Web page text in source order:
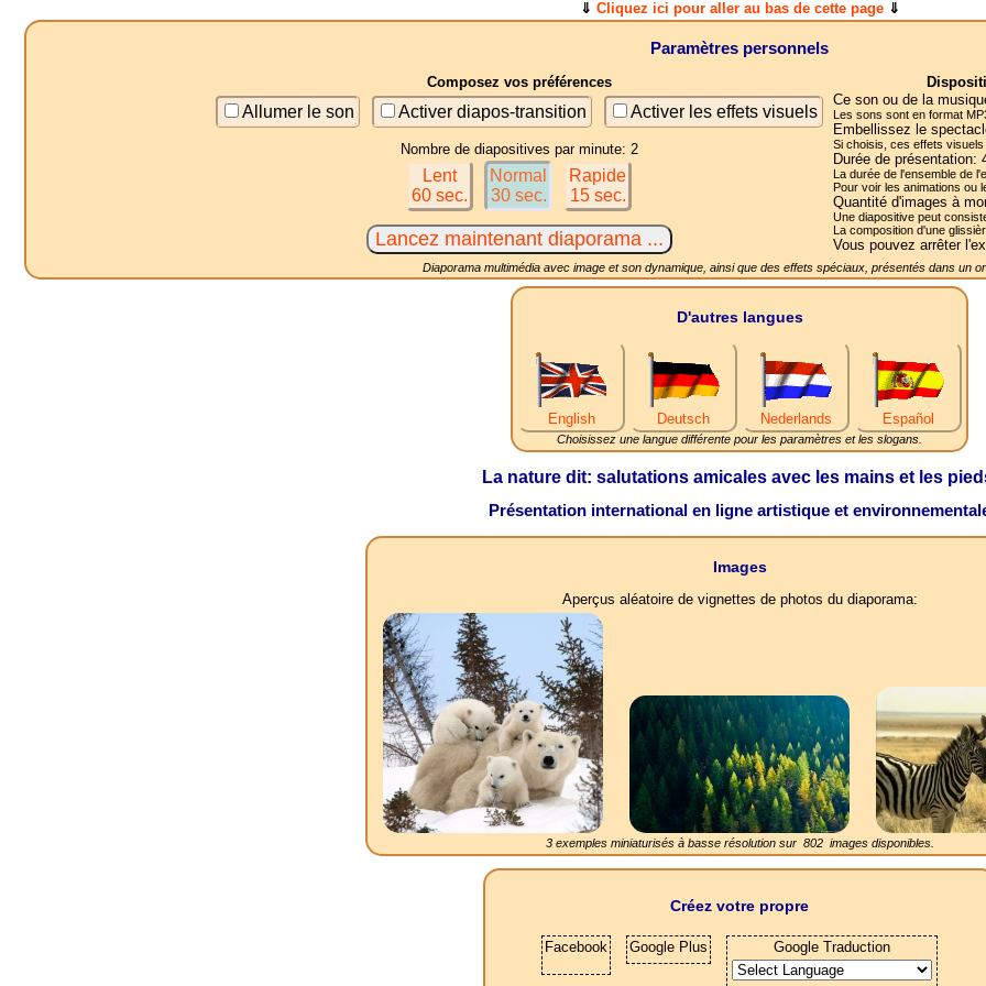
⇓ Cliquez ici pour aller au bas de cette page⇓
Paramètres personnels
Composez vos préférences
Allumer le son Activer diapos-transition Activer les effets visuels
Nombre de diapositives par minute: 2
Lent
60 sec.
Normal
30 sec.
Rapide
15 sec.
Ce son ou de la
Les sons sont en format
Embellissez le
Si choisis, ces effets
Durée de présentation:
La durée de l'ensemble
Pour voir les animations ou
Quantité d'images à
Une diapositive peut
La composition d'une
Vous pouvez arrêter
Diaporama multimédia avec image et son dynamique, ainsi que des effets spéciaux, présentés dans un
D'autres langues
English Deutsch Nederlands Español
Choisissez une langue différente pour les paramètres et les slogans.
La nature dit: salutations amicales avec les mains et les
Présentation international en ligne artistique et
Images
Aperçus aléatoire de vignettes de photos du diaporama:
3 exemples miniaturisés à basse résolution sur 802images disponibles.
Créez votre propre
Facebook Google Plus Google Traduction